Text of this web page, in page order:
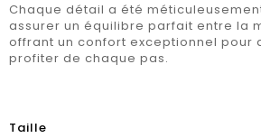
Chaque détail a été
assurer un équilibre parfait entre la
offrant un confort exceptionnel pour
profiter de chaque pas.
Taille